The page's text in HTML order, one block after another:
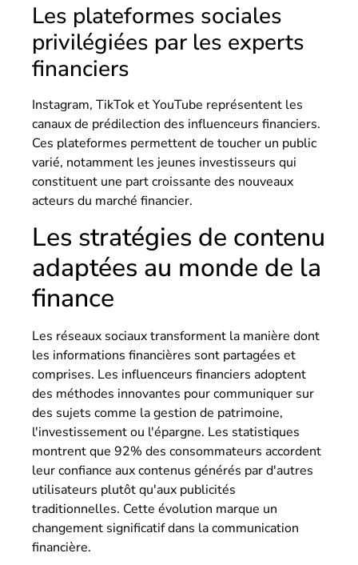
Les plateformes sociales
privilégiées par les experts
financiers
Instagram, TikTok et YouTube représentent les
canaux de prédilection des influenceurs financiers.
Ces plateformes permettent de toucher un public
varié, notamment les jeunes investisseurs qui
constituent une part croissante des nouveaux
acteurs du marché financier.
Les stratégies de contenu
adaptées au monde de la
finance
Les réseaux sociaux transforment la manière dont
les informations financières sont partagées et
comprises. Les influenceurs financiers adoptent
des méthodes innovantes pour communiquer sur
des sujets comme la gestion de patrimoine,
l'investissement ou l'épargne. Les statistiques
montrent que 92% des consommateurs accordent
leur confiance aux contenus générés par d'autres
utilisateurs plutôt qu'aux publicités
traditionnelles. Cette évolution marque un
changement significatif dans la communication
financière.